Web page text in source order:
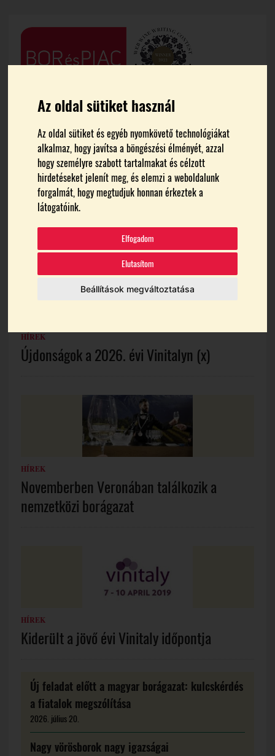
Az oldal sütiket használ
Az oldal sütiket és egyéb nyomkövető technológiákat
alkalmaz, hogy javítsa a böngészési élményét, azzal
hogy személyre szabott tartalmakat és célzott
hirdetéseket jelenít meg, és elemzi a weboldalunk
forgalmát, hogy megtudjuk honnan érkeztek a
látogatóink.
Elfogadom
Elutasítom
Beállítások megváltoztatása
FŐOLDAL VERONA
Verona
HÍREK
Újdonságok a 2026. évi Vinitalyn (x)
HÍREK
Novemberben Veronában találkozik a
nemzetközi borágazat
HÍREK
Kiderült a jövő évi Vinitaly időpontja
Új feladat előtt a magyar borágazat: kulcskérdés
a fiatalok megszólítása
2026. július 20.
Nagy vörösborok nagy igazságai